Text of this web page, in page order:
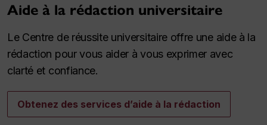
Aide à la rédaction universitaire
Le Centre de réussite universitaire offre une aide à la
rédaction pour vous aider à vous exprimer avec
clarté et confiance.
Obtenez des services d’aide à la rédaction